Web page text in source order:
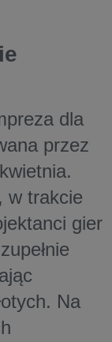
dla
przez
w trakcie
gier
Na